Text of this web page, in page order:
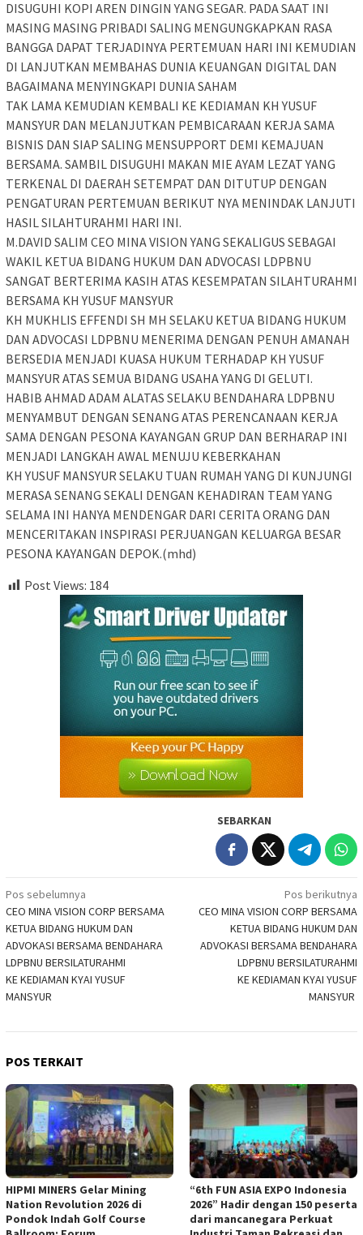
DISUGUHI KOPI AREN DINGIN YANG SEGAR. PADA SAAT INI
MASING MASING PRIBADI SALING MENGUNGKAPKAN RASA
BANGGA DAPAT TERJADINYA PERTEMUAN HARI INI KEMUDIAN
DI LANJUTKAN MEMBAHAS DUNIA KEUANGAN DIGITAL DAN
BAGAIMANA MENYINGKAPI DUNIA SAHAM
TAK LAMA KEMUDIAN KEMBALI KE KEDIAMAN KH YUSUF
MANSYUR DAN MELANJUTKAN PEMBICARAAN KERJA SAMA
BISNIS DAN SIAP SALING MENSUPPORT DEMI KEMAJUAN
BERSAMA. SAMBIL DISUGUHI MAKAN MIE AYAM LEZAT YANG
TERKENAL DI DAERAH SETEMPAT DAN DITUTUP DENGAN
PENGATURAN PERTEMUAN BERIKUT NYA MENINDAK LANJUTI
HASIL SILAHTURAHMI HARI INI.
M.DAVID SALIM CEO MINA VISION YANG SEKALIGUS SEBAGAI
WAKIL KETUA BIDANG HUKUM DAN ADVOCASI LDPBNU
SANGAT BERTERIMA KASIH ATAS KESEMPATAN SILAHTURAHMI
BERSAMA KH YUSUF MANSYUR
KH MUKHLIS EFFENDI SH MH SELAKU KETUA BIDANG HUKUM
DAN ADVOCASI LDPBNU MENERIMA DENGAN PENUH AMANAH
BERSEDIA MENJADI KUASA HUKUM TERHADAP KH YUSUF
MANSYUR ATAS SEMUA BIDANG USAHA YANG DI GELUTI.
HABIB AHMAD ADAM ALATAS SELAKU BENDAHARA LDPBNU
MENYAMBUT DENGAN SENANG ATAS PERENCANAAN KERJA
SAMA DENGAN PESONA KAYANGAN GRUP DAN BERHARAP INI
MENJADI LANGKAH AWAL MENUJU KEBERKAHAN
KH YUSUF MANSYUR SELAKU TUAN RUMAH YANG DI KUNJUNGI
MERASA SENANG SEKALI DENGAN KEHADIRAN TEAM YANG
SELAMA INI HANYA MENDENGAR DARI CERITA ORANG DAN
MENCERITAKAN INSPIRASI PERJUANGAN KELUARGA BESAR
PESONA KAYANGAN DEPOK.(mhd)
Post Views: 184
SEBARKAN
Navigasi
pos
Pos sebelumnya
CEO MINA VISION CORP BERSAMA
KETUA BIDANG HUKUM DAN
ADVOKASI BERSAMA BENDAHARA
LDPBNU BERSILATURAHMI
KE KEDIAMAN KYAI YUSUF
MANSYUR
Pos berikutnya
CEO MINA VISION CORP BERSAMA
KETUA BIDANG HUKUM DAN
ADVOKASI BERSAMA BENDAHARA
LDPBNU BERSILATURAHMI
KE KEDIAMAN KYAI YUSUF
MANSYUR
POS TERKAIT
HIPMI MINERS Gelar Mining
Nation Revolution 2026 di
Pondok Indah Golf Course
“6th FUN ASIA EXPO Indonesia
2026” Hadir dengan 150 peserta
dari mancanegara Perkuat